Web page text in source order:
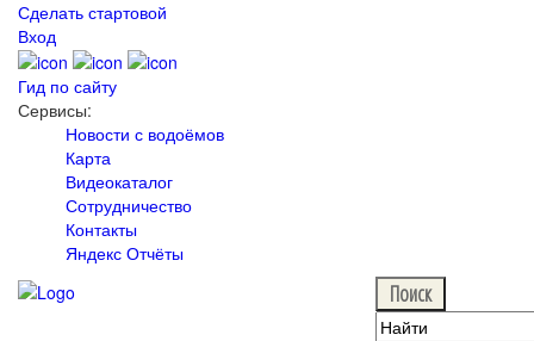
Сделать стартовой
Вход
Гид по сайту
Сервисы:
Новости с водоёмов
Карта
Видеокаталог
Сотрудничество
Контакты
Яндекс Отчёты